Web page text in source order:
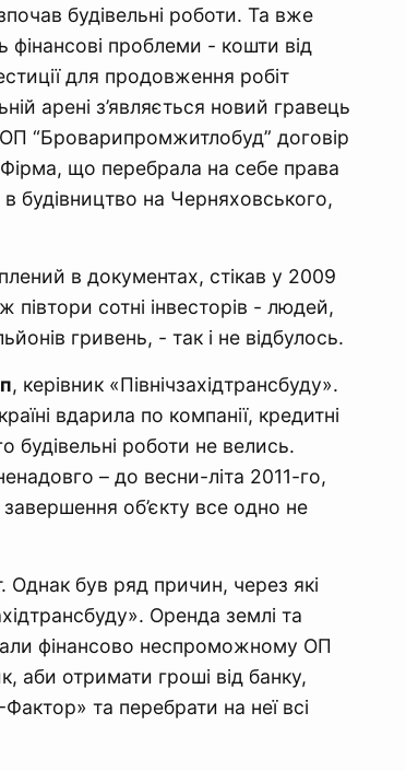
будівельні роботи. Та вже
фінансові проблеми - кошти від
для продовження робіт
арені з’являється новий гравець
“Броварипромжитлобуд” договір
що перебрала на себе права
будівництво на Черняховського,
в документах, стікав у 2009
півтори сотні інвесторів - людей,
гривень, - так і не відбулось.
, керівник «Північзахідтрансбуду».
вдарила по компанії, кредитні
будівельні роботи не велись.
– до весни-літа 2011-го,
об’єкту все одно не
був ряд причин, через які
Оренда землі та
фінансово неспроможному ОП
аби отримати гроші від банку,
та перебрати на неї всі